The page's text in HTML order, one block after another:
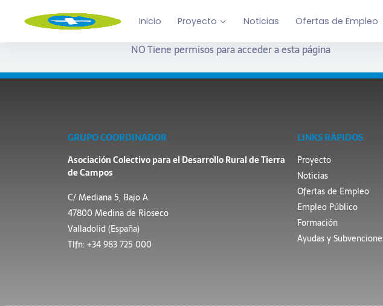
Inicio Proyecto Noticias Ofertas de Empleo
NO Tiene permisos para acceder a esta página
GRUPO COORDINADOR
Asociación Colectivo para el Desarrollo Rural de Tierra
de Campos
C/ Mediana 5, Bajo A
47800 Medina de Rioseco
Valladolid (España)
Tlfn: +34 983 725 000
LINKS RÁPIDOS
Proyecto
Noticias
Ofertas de Empleo
Empleo Público
Formación
Ayudas y